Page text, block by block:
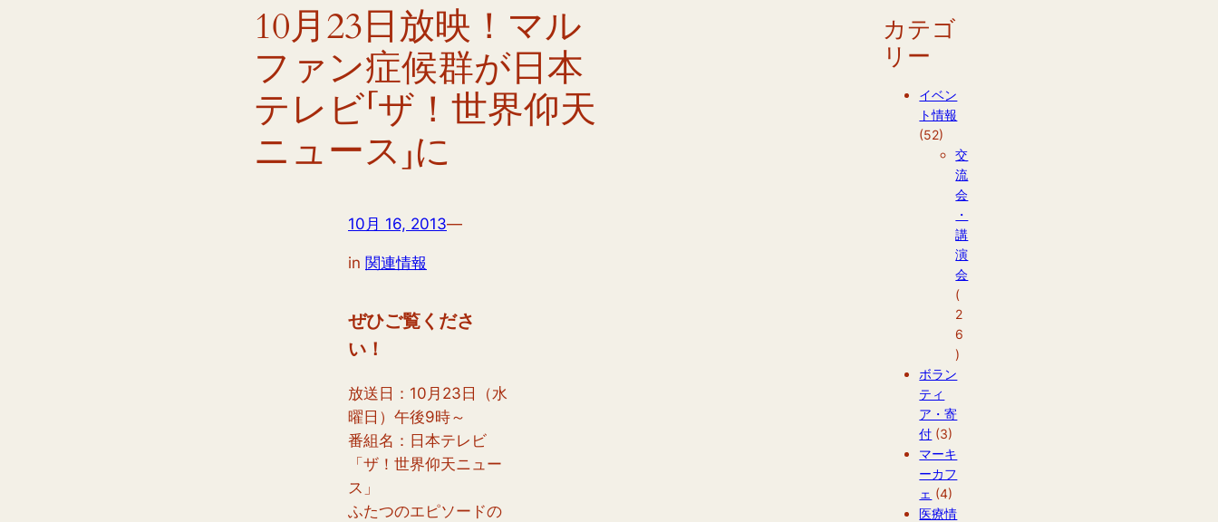
10月23日放映！マル
ファン症候群が日本
テレビ「ザ！世界仰天
ニュース」に
10月 16, 2013—
in 関連情報
ぜひご覧くださ
い！
放送日：10月23日（水
曜日）午後9時～
番組名：日本テレビ
「ザ！世界仰天ニュー
ス」
ふたつのエピソードの
カテゴ
リー
イベン
ト情報
(52)
交
流
会
・
講
演
会
(
2
6
)
ボラン
ティ
ア・寄
付 (3)
マーキ
ーカフ
ェ (4)
医療情